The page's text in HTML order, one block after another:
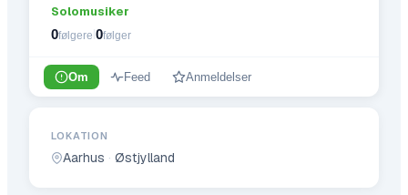
Solomusiker
0følgere 0følger
Om Feed Anmeldelser
LOKATION
Aarhus · Østjylland